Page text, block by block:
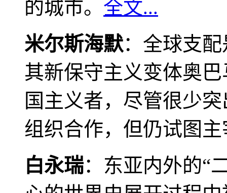
的城市。 全文...
米尔斯海默：全球支
其新保守主义变体奥
国主义者，尽管很少
组织合作，但仍试图
白永瑞：东亚内外的“